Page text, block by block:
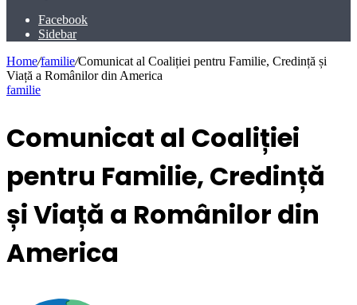
Facebook
Sidebar
Home/familie/Comunicat al Coaliției pentru Familie, Credință și
Viață a Românilor din America
familie
Comunicat al Coaliției
pentru Familie, Credință
și Viață a Românilor din
America